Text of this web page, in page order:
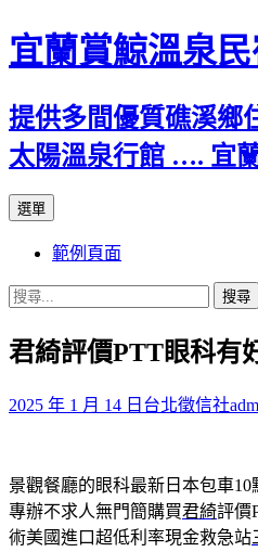
宜蘭賞鯨溫泉
提供多間優質礁溪鄉
太陽溫泉行館 …. 宜
選單
主
要
內
容
範例頁面
搜
關
字:
君綺評價PTT眼科有
2025 年 1 月 14 日 台北徵信社
景觀餐廳的眼科最新日本包車10
專辦不求人無門簡購買君綺評價
術美國進口超低利率現金救急站